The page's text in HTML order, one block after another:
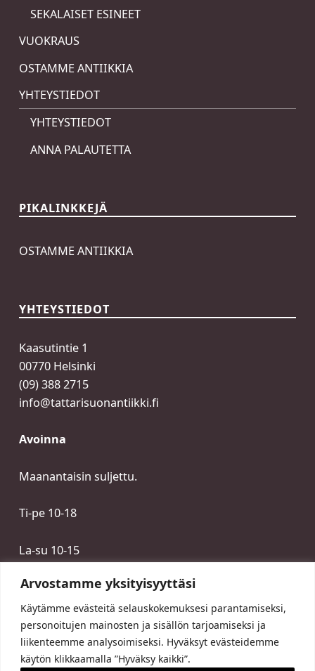
Arvostamme yksityisyyttäsi
Käytämme evästeitä selauskokemuksesi parantamiseksi,
personoitujen mainosten ja sisällön tarjoamiseksi ja
liikenteemme analysoimiseksi. Hyväksyt evästeidemme
käytön klikkaamalla ”Hyväksy kaikki”.
SEKALAISET ESINEET
VUOKRAUS
OSTAMME ANTIIKKIA
YHTEYSTIEDOT
YHTEYSTIEDOT
ANNA PALAUTETTA
PIKALINKKEJÄ
OSTAMME ANTIIKKIA
YHTEYSTIEDOT
Kaasutintie 1
00770 Helsinki
(09) 388 2715
info@tattarisuonantiikki.fi
Avoinna
Maanantaisin suljettu.
Ti-pe 10-18
La-su 10-15